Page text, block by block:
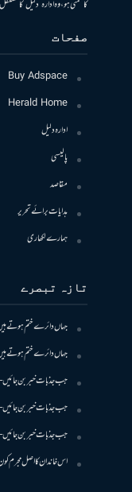
کا متمنی ہو، وہ ادارہ ’دلیل‘ کا
صفحات
Buy Adspace
Herald Home
ادارہ دلیل
پالیسی
مقاصد
ہدایات برائے تحریر
ہمارے لکھاری
تازہ تبصرے
جہاں دائرے ختم ہوتے
جہاں دائرے ختم ہوتے
جب جذبات خبر بن جائیں
جب جذبات خبر بن جائیں
جب جذبات خبر بن جائیں
اس خاندان کا اصل مجرم